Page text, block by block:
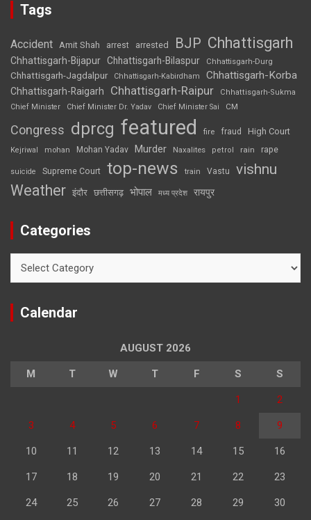
Tags
Accident Amit Shah arrest arrested BJP Chhattisgarh
Chhattisgarh-Bijapur Chhattisgarh-Bilaspur Chhattisgarh-Durg
Chhattisgarh-Jagdalpur Chhattisgarh-Kabirdham Chhattisgarh-Korba
Chhattisgarh-Raigarh Chhattisgarh-Raipur
Chhattisgarh-Sukma
Chief Minister
Chief Minister Dr. Yadav Chief Minister Sai CM
Congress dprcg featured fire fraud High Court
Kejriwal mohan Mohan Yadav Murder Naxalites petrol rain rape
suicide Supreme Court top-news train Vastu vishnu
Weather इंदौर छत्तीसगढ़ भोपाल मध्य प्रदेश रायपुर
Categories
Calendar
AUGUST 2026
M T W T F S S
1 2
3 4 5 6 7 8 9
10 11 12 13 14 15 16
17 18 19 20 21 22 23
24 25 26 27 28 29 30